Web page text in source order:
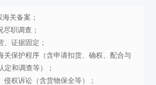
关备案；
职调查；
、证据固定；
关保护程序（含申请扣货、确权、配合与
定和调查等）；
侵权诉讼（含货物保全等）；